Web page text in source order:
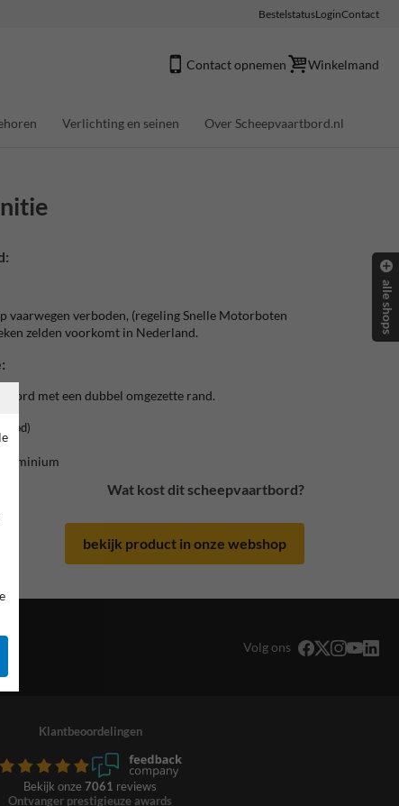
BestelstatusLoginContact
Contact opnemen Winkelmand
Verlichting en seinen Over Scheepvaartbord.nl
vaarwegen verboden, (regeling Snelle Motorboten
zelden voorkomt in Nederland.
met een dubbel omgezette rand.
Wat kost dit scheepvaartbord?
bekijk product in onze webshop
Volg ons
Klantbeoordelingen
Bekijk onze 7061 reviews
Ontvanger prestigieuze awards
alle shops